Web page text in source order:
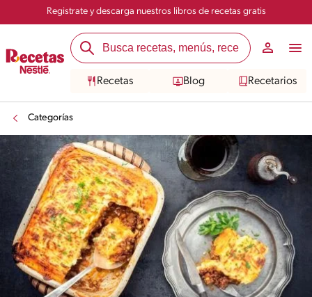
Registrate y descarga nuestros libros de recetas gratis
Recetas Blog Recetarios
Categorías